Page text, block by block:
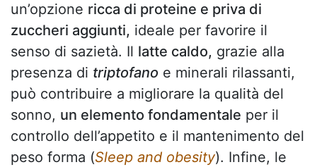
un’opzione ricca di proteine e priva di
zuccheri aggiunti, ideale per favorire il
senso di sazietà. Il latte caldo, grazie alla
presenza di triptofano e minerali rilassanti,
può contribuire a migliorare la qualità del
sonno, un elemento fondamentale per il
controllo dell’appetito e il mantenimento del
peso forma (Sleep and obesity). Infine, le